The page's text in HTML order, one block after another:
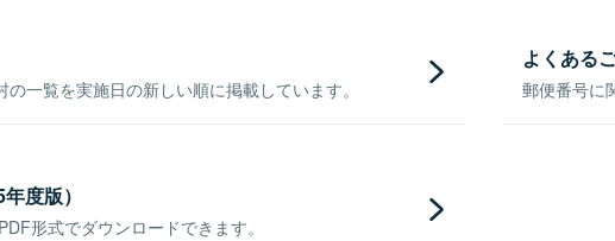
一覧を実施日の新しい順に掲載しています。
よくある
郵便番号に
度版）
形式でダウンロードできます。